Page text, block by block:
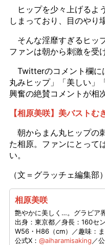
ヒップを少々上げるよ
しまっており、目のやり
そんな淫靡すぎるヒッ
ファンは朝から刺激を受
Twitterのコメント欄に
丸みヒップ」「美しい」
興奮の絶賛コメントが相
【相原美咲】美バストむ
朝からまん丸ヒップの
た相原。ファンにとって
い。
（文＝グラッチェ編集部）
相原美咲
艶やかに美しく…。グラビア
出身：東京都／身長：160セ
W56・H86（cm）／趣味：
公式X： @aiharamisaking ／